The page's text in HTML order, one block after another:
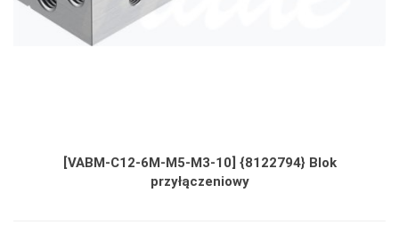
[VABM-C12-6M-M5-M3-10] {8122794} Blok
przyłączeniowy